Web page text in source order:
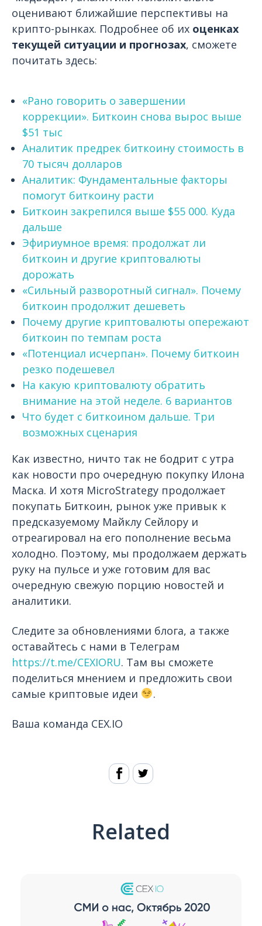
оценивают ближайшие перспективы на
крипто-рынках. Подробнее об их оценках
текущей ситуации и прогнозах, сможете
почитать здесь:
«Рано говорить о завершении
коррекции». Биткоин снова вырос выше
$51 тыс
Аналитик предрек биткоину стоимость в
70 тысяч долларов
Аналитик: Фундаментальные факторы
помогут биткоину расти
Биткоин закрепился выше $55 000. Куда
дальше
Эфириумное время: продолжат ли
биткоин и другие криптовалюты
дорожать
«Сильный разворотный сигнал». Почему
биткоин продолжит дешеветь
Почему другие криптовалюты опережают
биткоин по темпам роста
«Потенциал исчерпан». Почему биткоин
резко подешевел
На какую криптовалюту обратить
внимание на этой неделе. 6 вариантов
Что будет с биткоином дальше. Три
возможных сценария
Как известно, ничто так не бодрит с утра
как новости про очередную покупку Илона
Маска. И хотя MicroStrategy продолжает
покупать Биткоин, рынок уже привык к
предсказуемому Майклу Сейлору и
отреагировал на его пополнение весьма
холодно. Поэтому, мы продолжаем держать
руку на пульсе и уже готовим для вас
очередную свежую порцию новостей и
аналитики.
Следите за обновлениями блога, а также
оставайтесь с нами в Телеграм
https://t.me/CEXIORU. Там вы сможете
поделиться мнением и предложить свои
самые криптовые идеи
.
Ваша команда CEX.IO
Related